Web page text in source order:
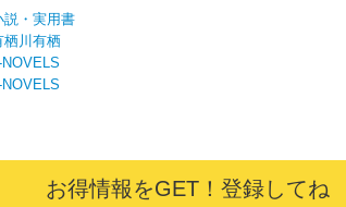
説・実用書
栖川有栖
NOVELS
NOVELS
お得情報をGET！登録してね